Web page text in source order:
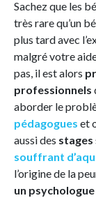
Sachez que les
très rare qu’un
plus tard avec
malgré votre
pas, il est alors
professionnels
aborder le
pédagogues et
aussi des stages
souffrant
l’origine de la
un psychologue